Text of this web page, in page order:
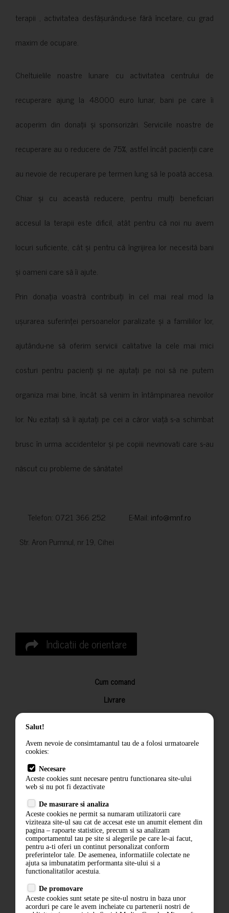
terapii , activitatea desfășurându-se fără încetare, cu grad
maxim de ocupare.
Cheltuielile noastre lunare cu activitatea centrului de
recuperare ajung la 48000 euro lunar, bani pe care îi
acoperim din donații și sponsorizări. Serviciile noastre de
recuperare au o reducere de 75%, astfel încât pacienții care
au nevoie de recuperare pe termen lung să le poată accesa.
Chiar și cu această reducere, pentru mulți beneficiari
accesul la terapii este dificil, atât pentru că noi nu avem
locuri suficiente, cât și pentru că îngrijirea lor necesită bani
și oameni care să îi ajute.
Prin donația voastră contribuiți în cel mai real mod la
ușurarea suferinței persoanelor paralizate și a familiilor lor,
ajutându-ne să oferim servicii calitative la cele mai mici
costuri pentru pacienți și ne ajutați pe noi să ne putem
organiza mai bine, încât să venim în întâmpinarea nevoilor
lor. Nu ezitați să îi ajutați pe cei a căror viață s-a schimbat
brusc în urma accidentelor și pe copiii nevinovati care s-au
născut cu probleme de sănătate!
Telefon: 0721 366 252 E-Mail: info@mnf.ro
Str. Aron Pumnul, nr 19, Cihei
Indicatii de orientare
Cum comand
Livrare
Returnarea produselor
Termeni si conditii
Politica de confidentialitate
ANPC
ABONARE LA NEWSLETTER
Salut!
Avem nevoie de consimtamantul tau de a folosi urmatoarele
cookies:
Necesare
Aceste cookies sunt necesare pentru functionarea site-ului
web si nu pot fi dezactivate
De masurare si analiza
Aceste cookies ne permit sa numaram utilizatorii care
viziteaza site-ul sau cat de accesat este un anumit element din
pagina – rapoarte statistice, precum si sa analizam
comportamentul tau pe site si alegerile pe care le-ai facut,
pentru a-ti oferi un continut personalizat conform
preferintelor tale. De asemenea, informatiile colectate ne
ajuta sa imbunatatim performanta site-ului si a
functionalitatilor acestuia.
De promovare
Aceste cookies sunt setate pe site-ul nostru in baza unor
acorduri pe care le avem incheiate cu partenerii nostri de